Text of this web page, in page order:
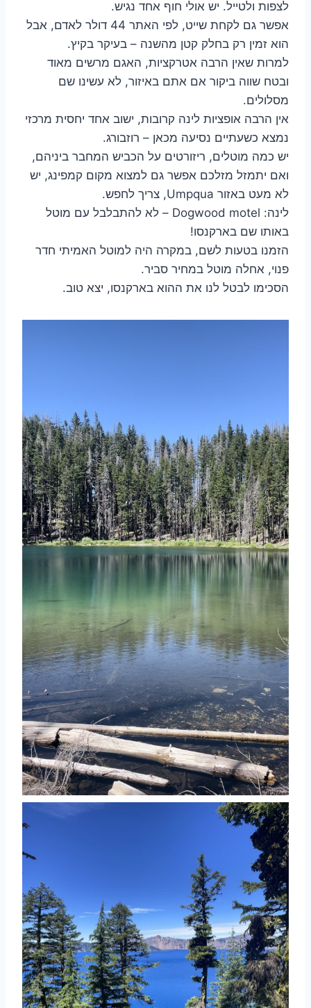
לצפות ולטייל. יש אולי חוף אחד נגיש.
אפשר גם לקחת שייט, לפי האתר 44 דולר לאדם, אבל
הוא זמין רק בחלק קטן מהשנה – בעיקר בקיץ.
למרות שאין הרבה אטרקציות, האגם מרשים מאוד
ובטח שווה ביקור אם אתם באיזור, לא עשינו שם
מסלולים.
אין הרבה אופציות לינה קרובות, ישוב אחד יחסית מרכזי
נמצא כשעתיים נסיעה מכאן – רוזבורג.
יש כמה מוטלים, ריזורטים על הכביש המחבר ביניהם,
ואם יתמזל מזלכם אפשר גם למצוא מקום קמפינג, יש
לא מעט באזור Umpqua, צריך לחפש.
לינה: Dogwood motel – לא להתבלבל עם מוטל
באותו שם בארקנסו!
הזמנו בטעות לשם, במקרה היה למוטל האמיתי חדר
פנוי, אחלה מוטל במחיר סביר.
הסכימו לבטל לנו את ההוא בארקנסו, יצא טוב.